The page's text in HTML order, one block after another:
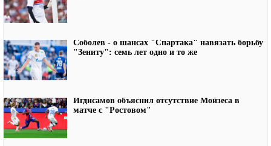
Соболев - о шансах "Спартака" навязать борьбу
"Зениту": семь лет одно и то же
Игдисамов объяснил отсутствие Мойзеса в
матче с "Ростовом"